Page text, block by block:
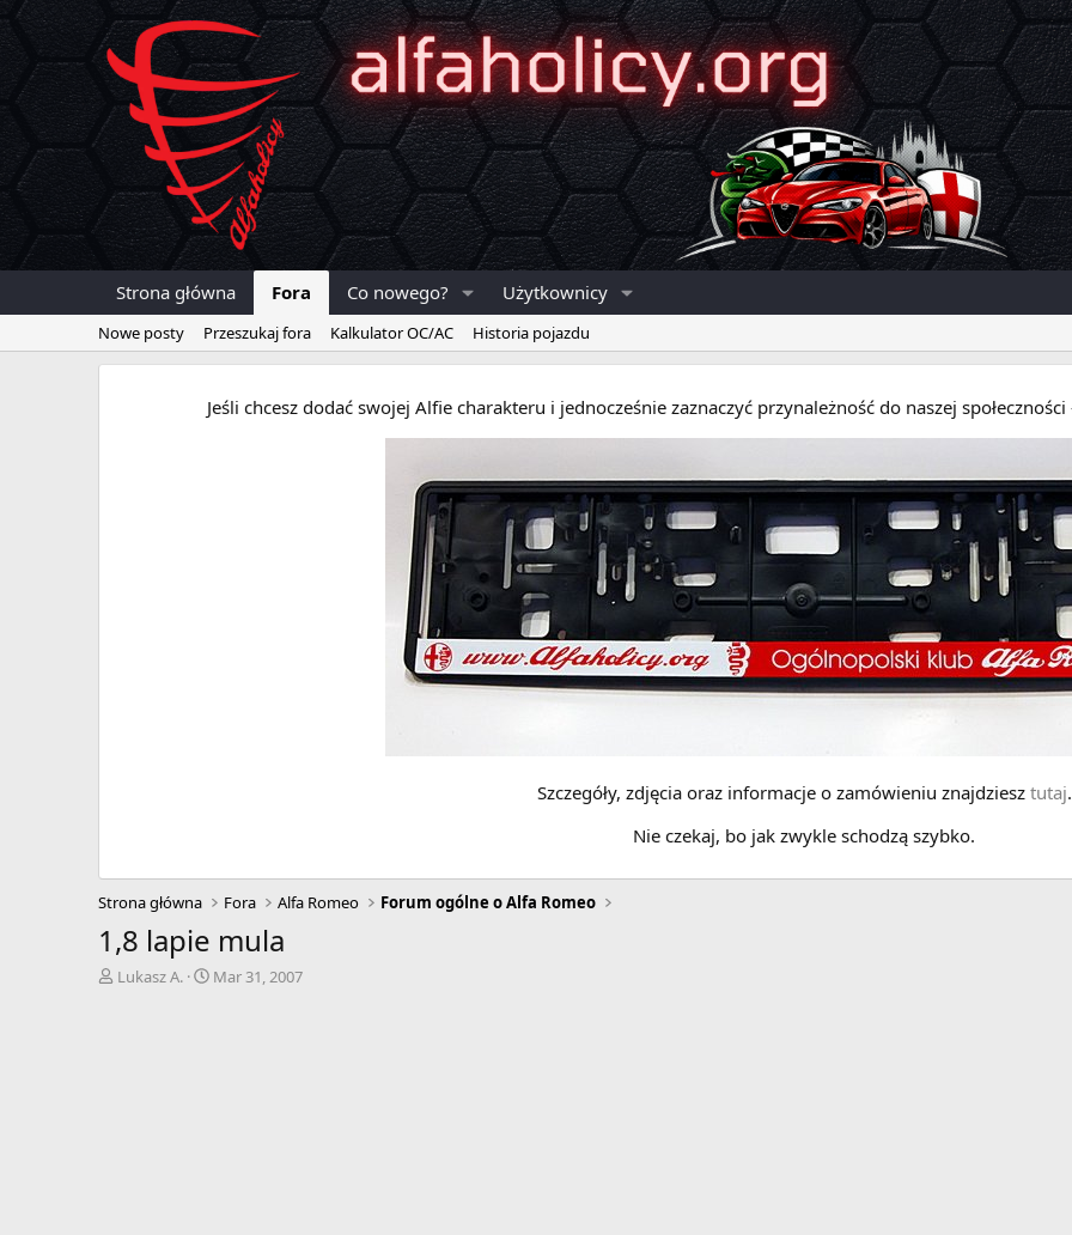
Strona główna Fora Co nowego? Użytkownicy
Nowe posty Przeszukaj fora Kalkulator OC/AC Historia pojazdu
Jeśli chcesz dodać swojej Alfie charakteru i jednocześnie zaznaczyć przynależność do naszej
Szczegóły, zdjęcia oraz informacje o zamówieniu znajdziesz tutaj.
Nie czekaj, bo jak zwykle schodzą szybko.
Strona główna Fora Alfa Romeo Forum ogólne o Alfa Romeo
1,8 lapie mula
ALukasz A.
D
Mar 31, 2007